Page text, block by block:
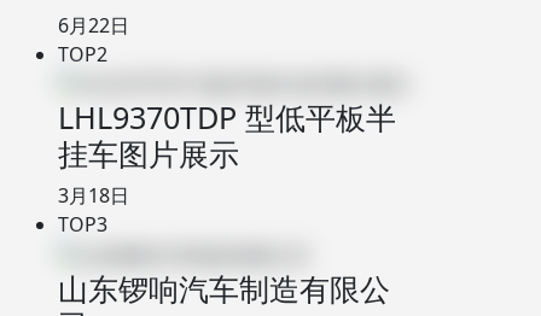
6月22日
TOP2
LHL9370TDP 型低平板半
挂车图片展示
3月18日
TOP3
山东锣响汽车制造有限公